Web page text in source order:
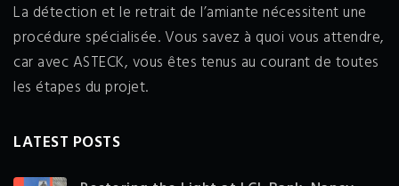
La détection et le retrait de l’amiante nécessitent une
procédure spécialisée. Vous savez à quoi vous attendre,
car avec ASTECK, vous êtes tenus au courant de toutes
les étapes du projet.
LATEST POSTS